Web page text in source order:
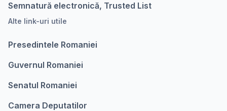
Semnatură electronică, Trusted List
Alte link-uri utile
Presedintele Romaniei
Guvernul Romaniei
Senatul Romaniei
Camera Deputatilor